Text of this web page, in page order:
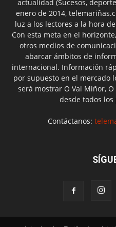
actualidad (Sucesos,
enero de 2014,
luz a los lectores a la hora
Con esta meta en el
otros medios de
abarcar ámbitos de
internacional. Información
por supuesto en el mercado
será mostrar O Val Miñor,
desde todos
Contáctanos: